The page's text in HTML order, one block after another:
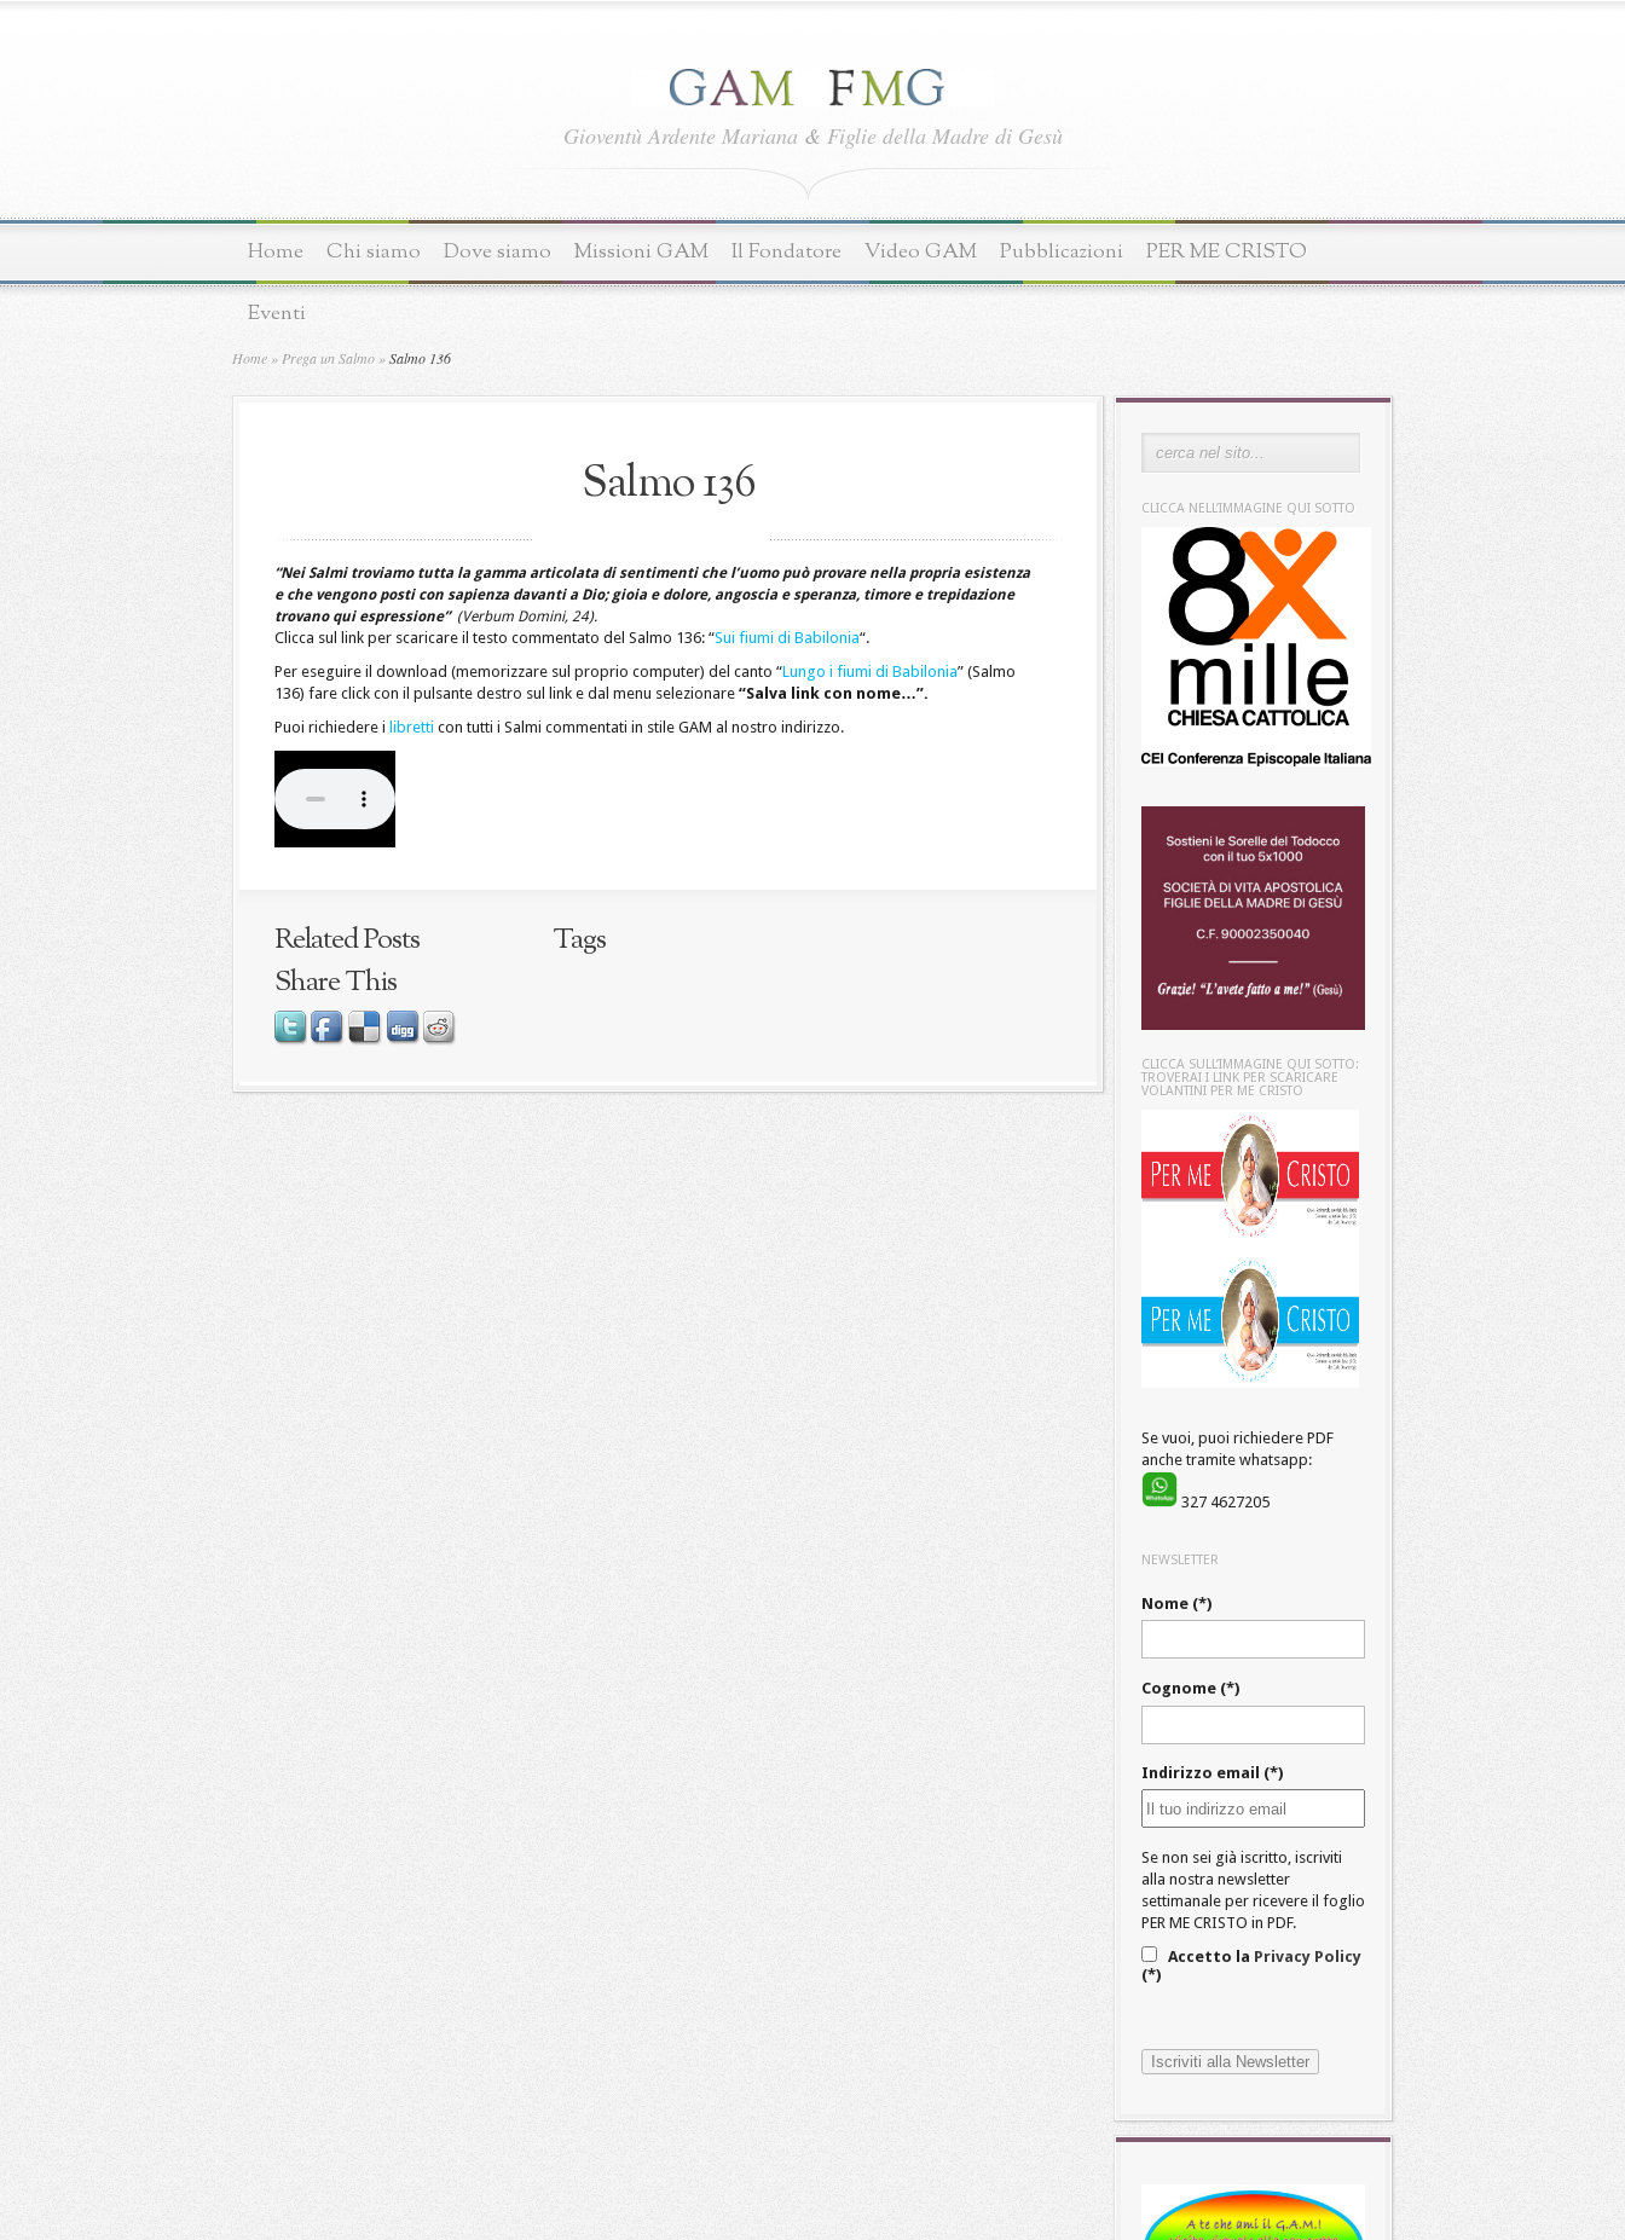
Gioventù Ardente Mariana & Figlie della Madre di Gesù
Home Chi siamo Dove siamo Missioni GAM Il Fondatore Video GAM Pubblicazioni PER ME CRISTO
Eventi
Home » Prega un Salmo »Salmo 136
Salmo 136
“Nei Salmi troviamo tutta la gamma articolata di sentimenti che l’uomo può provare nella propria esistenza
e che vengono posti con sapienza davanti a Dio; gioia e dolore, angoscia e speranza, timore e trepidazione
trovano qui espressione” (Verbum Domini, 24).
Clicca sul link per scaricare il testo commentato del Salmo 136: “Sui fiumi di Babilonia“.
Per eseguire il download (memorizzare sul proprio computer) del canto “Lungo i fiumi di Babilonia” (Salmo
136) fare click con il pulsante destro sul link e dal menu selezionare “Salva link con nome…”.
Puoi richiedere i libretti con tutti i Salmi commentati in stile GAM al nostro indirizzo.
Related Posts
Tags
Share This
CLICCA NELL’IMMAGINE QUI SOTTO
CLICCA SULL’IMMAGINE QUI SOTTO:
TROVERAI I LINK PER SCARICARE
VOLANTINI PER ME CRISTO
Se vuoi, puoi richiedere PDF
anche tramite whatsapp:
327 4627205
NEWSLETTER
Nome (*)
Cognome (*)
Indirizzo email (*)
Se non sei già iscritto, iscriviti
alla nostra newsletter
settimanale per ricevere il foglio
PER ME CRISTO in PDF.
Accetto la Privacy Policy
(*)